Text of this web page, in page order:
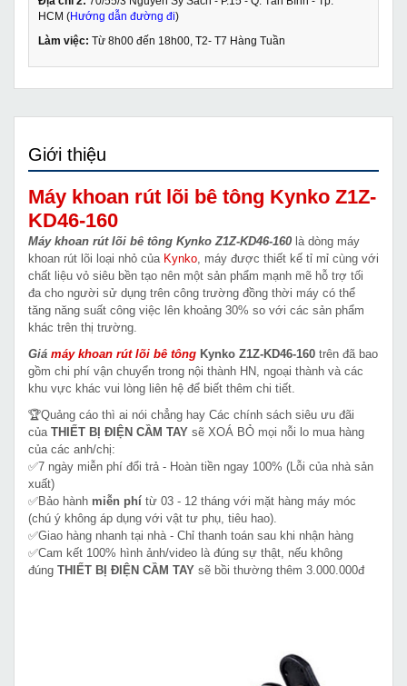
HCM (Hướng dẫn đường đi)
Làm việc: Từ 8h00 đến 18h00, T2- T7 Hàng Tuần
Giới thiệu
Máy khoan rút lõi bê tông Kynko Z1Z-
KD46-160
Máy khoan rút lõi bê tông Kynko Z1Z-KD46-160 là dòng máy
khoan rút lõi loại nhỏ của Kynko , máy được thiết kế tỉ mỉ cùng với
chất liệu vỏ siêu bền tạo nên một sản phẩm mạnh mẽ hỗ trợ tối
đa cho người sử dụng trên công trường đồng thời máy có thể
tăng năng suất công việc lên khoảng 30% so với các sản phẩm
khác trên thị trường.
Giá máy khoan rút lõi bê tông Kynko Z1Z-KD46-160 trên đã bao
gồm chi phí vận chuyển trong nội thành HN, ngoại thành và các
khu vực khác vui lòng liên hệ để biết thêm chi tiết.
🏆Quảng cáo thì ai nói chẳng hay Các chính sách siêu ưu đãi
của THIẾT BỊ ĐIỆN CẦM TAY sẽ XOÁ BỎ mọi nỗi lo mua hàng
của các anh/chị:
✅7 ngày miễn phí đổi trả - Hoàn tiền ngay 100% (Lỗi của nhà sản
xuất)
✅Bảo hành miễn phí từ 03 - 12 tháng với mặt hàng máy móc
(chú ý không áp dụng với vật tư phụ, tiêu hao).
✅Giao hàng nhanh tại nhà - Chỉ thanh toán sau khi nhận hàng
✅Cam kết 100% hình ảnh/video là đúng sự thật, nếu không
đúng THIẾT BỊ ĐIỆN CẦM TAY sẽ bồi thường thêm 3.000.000đ